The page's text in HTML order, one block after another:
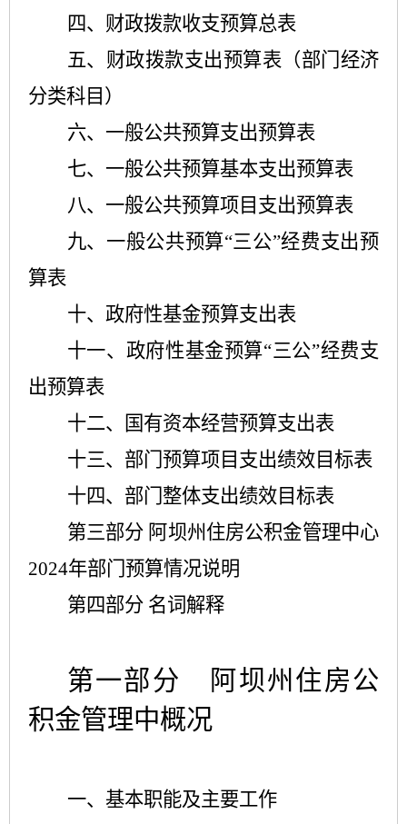
四、财政拨款收支预算总表
五、财政拨款支出预算表（部门经济
分类科目）
六、一般公共预算支出预算表
七、一般公共预算基本支出预算表
八、一般公共预算项目支出预算表
九、一般公共预算“三公”经费支出预
算表
十、政府性基金预算支出表
十一、政府性基金预算“三公”经费支
出预算表
十二、国有资本经营预算支出表
十三、部门预算项目支出绩效目标表
十四、部门整体支出绩效目标表
第三部分 阿坝州住房公积金管理中心
2024年部门预算情况说明
第四部分 名词解释
第一部分 阿坝州住房公
积金管理中概况
一、基本职能及主要工作